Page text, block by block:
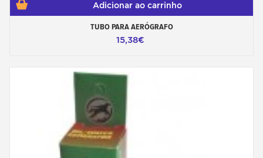
Adicionar ao carrinho
TUBO PARA AERÓGRAFO
15,38€